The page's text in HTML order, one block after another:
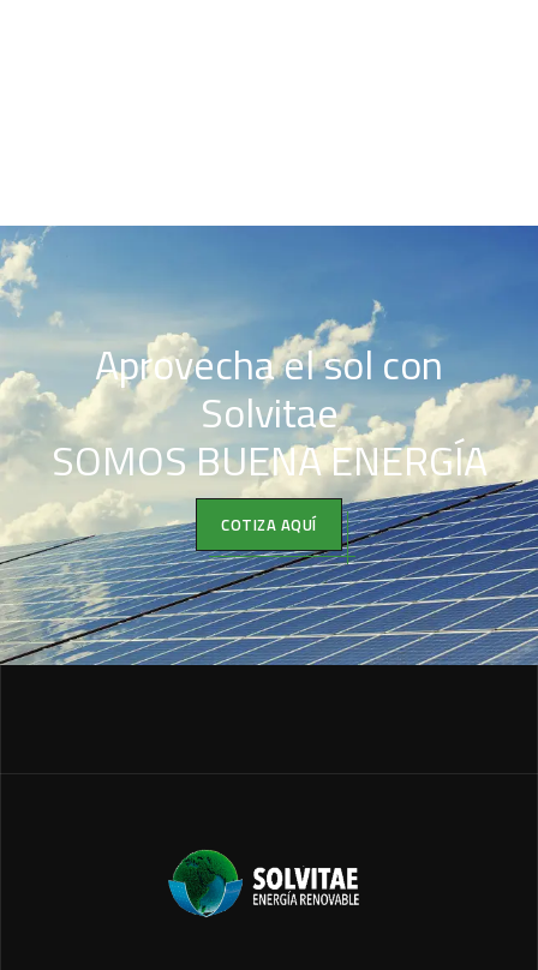
Aprovecha el sol con
Solvitae
SOMOS BUENA ENERGÍA
COTIZA AQUÍ